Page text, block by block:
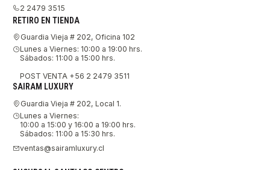
2 2479 3515
RETIRO EN TIENDA
Guardia Vieja # 202, Oficina 102
Lunes a Viernes: 10:00 a 19:00 hrs.
Sábados: 11:00 a 15:00 hrs.
POST VENTA +56 2 2479 3511
SAIRAM LUXURY
Guardia Vieja # 202, Local 1.
Lunes a Viernes:
10:00 a 15:00 y 16:00 a 19:00 hrs.
Sábados: 11:00 a 15:30 hrs.
ventas@sairamluxury.cl